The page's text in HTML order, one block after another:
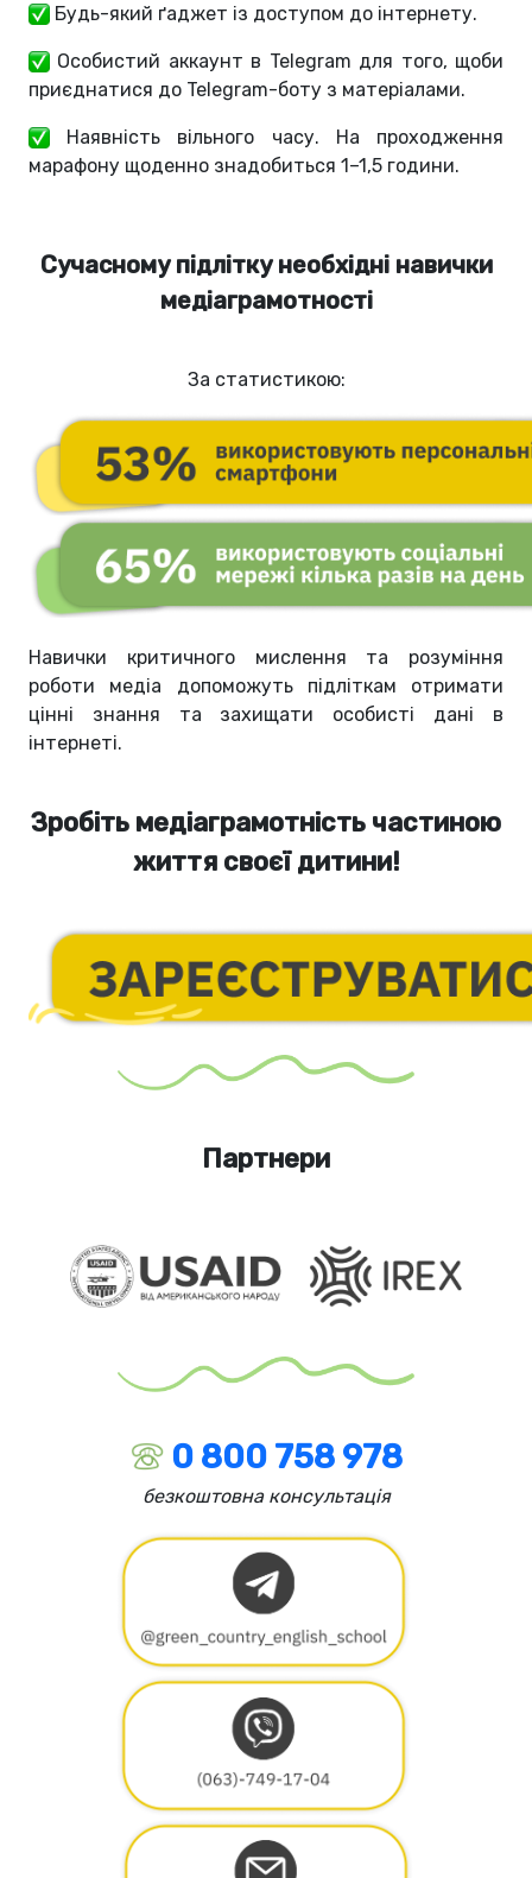
Будь-який ґаджет із доступом до інтернету.
Особистий аккаунт в Telegram для того, щоби
приєднатися до Telegram-боту з матеріалами.
Наявність вільного часу. На проходження
марафону щоденно знадобиться 1–1,5 години.
Сучасному підлітку необхідні навички
медіаграмотності
За статистикою:
Навички критичного мислення та розуміння
роботи медіа допоможуть підліткам отримати
цінні знання та захищати особисті дані в
інтернеті.
Зробіть медіаграмотність частиною
життя своєї дитини!
Партнери
0 800 758 978
безкоштовна консультація